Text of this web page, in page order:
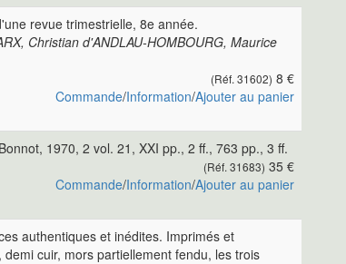
revue trimestrielle, 8e année.
Christian d'ANDLAU-HOMBOURG, Maurice
(Réf. 31602) 8 €
Commande/Information/Ajouter au panier
1970, 2 vol. 21, XXI pp., 2 ff., 763 pp., 3 ff.
(Réf. 31683) 35 €
Commande/Information/Ajouter au panier
authentiques et inédites. Imprimés et
cuir, mors partiellement fendu, les trois